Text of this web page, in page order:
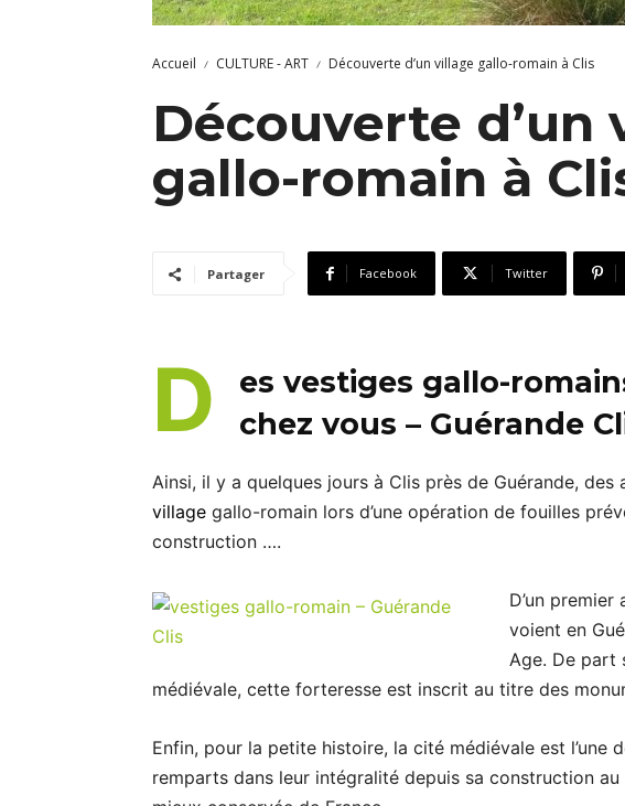
Accueil CULTURE - ART Découverte d’un village gallo-romain à Clis
Découverte d’un
gallo-romain à
Partager Facebook Twitter
D
es vestiges gallo-
chez vous – Guérande
Ainsi, il y a quelques jours à Clis près de Guérande,
village gallo-romain lors d’une opération de fouilles
construction ….
D’un
voient en
Age. De part
médiévale, cette forteresse est inscrit au titre des
Enfin, pour la petite histoire, la cité médiévale est l’une
remparts dans leur intégralité depuis sa construction au